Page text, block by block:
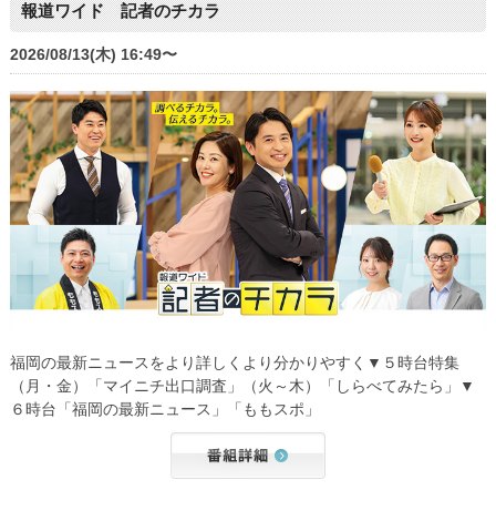
報道ワイド 記者のチカラ
2026/08/13(木) 16:49〜
福岡の最新ニュースをより詳しくより分かりやすく▼５時台特集
（月・金）「マイニチ出口調査」（火～木）「しらべてみたら」▼
６時台「福岡の最新ニュース」「ももスポ」